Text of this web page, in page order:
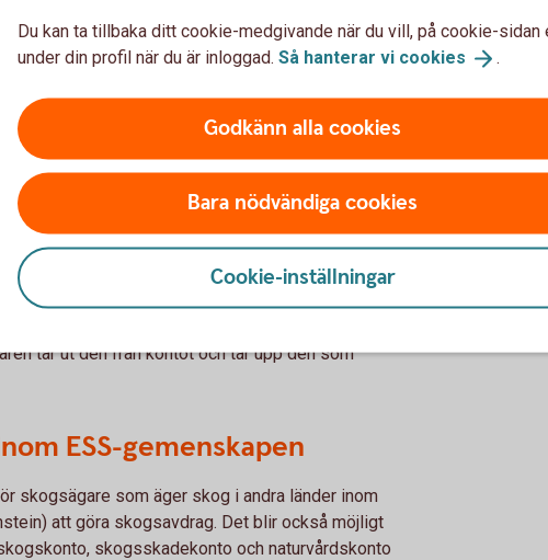
intrångsersättningar
– till exempel för att förfoganderätten till
löses in av staten för att bli naturreservat – kan
skjuta upp beskattningen, och ett eventuellt
år. Med tidigare regler var tidsfristen tre år.
på skogskonto och
procent skatt, så kallad källskatt, på räntan på
och med första april i år ändrades det. Nu
tar ut den från kontot och tar upp den som
ESS-gemenskapen
skogsägare som äger skog i andra länder inom
att göra skogsavdrag. Det blir också möjligt
skogsskadekonto och naturvårdskonto
Du kan ta tillbaka ditt cookie-medgivande när du vill, på cookie-sidan
under din profil när du är inloggad. Så hanterar vi cookies .
Godkänn alla cookies
Bara nödvändiga cookies
Cookie-inställningar